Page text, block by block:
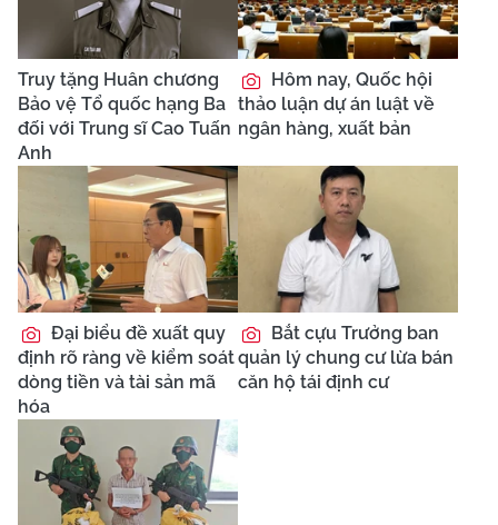
Truy tặng Huân chương
Bảo vệ Tổ quốc hạng Ba
đối với Trung sĩ Cao Tuấn
Anh
Hôm nay, Quốc hội
thảo luận dự án luật về
ngân hàng, xuất bản
Đại biểu đề xuất quy
định rõ ràng về kiểm soát
dòng tiền và tài sản mã
hóa
Bắt cựu Trưởng ban
quản lý chung cư lừa bán
căn hộ tái định cư